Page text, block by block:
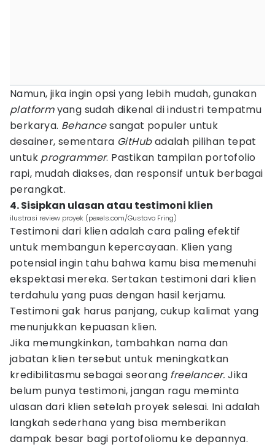
Namun, jika ingin opsi yang lebih mudah, gunakan
platformyang sudah dikenal di industri tempatmu
berkarya. Behancesangat populer untuk
desainer, sementara GitHubadalah pilihan tepat
untuk programmer. Pastikan tampilan portofolio
rapi, mudah diakses, dan responsif untuk berbagai
perangkat.
4. Sisipkan ulasan atau testimoni klien
ilustrasi review proyek (pexels.com/Gustavo Fring)
Testimoni dari klien adalah cara paling efektif
untuk membangun kepercayaan. Klien yang
potensial ingin tahu bahwa kamu bisa memenuhi
ekspektasi mereka. Sertakan testimoni dari klien
terdahulu yang puas dengan hasil kerjamu.
Testimoni gak harus panjang, cukup kalimat yang
menunjukkan kepuasan klien.
Jika memungkinkan, tambahkan nama dan
jabatan klien tersebut untuk meningkatkan
kredibilitasmu sebagai seorang freelancer. Jika
belum punya testimoni, jangan ragu meminta
ulasan dari klien setelah proyek selesai. Ini adalah
langkah sederhana yang bisa memberikan
dampak besar bagi portofoliomu ke depannya.